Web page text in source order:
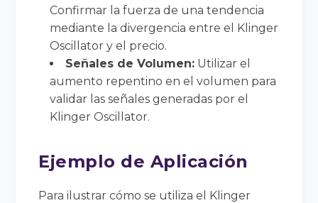
Confirmar la fuerza de una tendencia
mediante la divergencia entre el Klinger
Oscillator y el precio.
Señales de Volumen: Utilizar el
aumento repentino en el volumen para
validar las señales generadas por el
Klinger Oscillator.
Ejemplo de Aplicación
Para ilustrar cómo se utiliza el Klinger